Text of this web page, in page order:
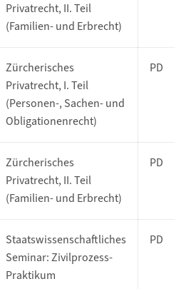
Privatrecht, II. Teil
(Familien- und Erbrecht)
Zürcherisches
Privatrecht, I. Teil
(Personen-, Sachen- und
Obligationenrecht)
PD
Zürcherisches
Privatrecht, II. Teil
(Familien- und Erbrecht)
PD
Staatswissenschaftliches
Seminar: Zivilprozess-
Praktikum
PD